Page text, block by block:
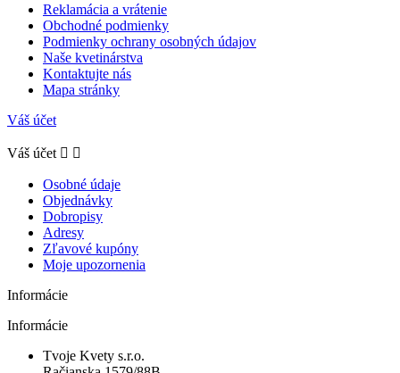
Reklamácia a vrátenie
Obchodné podmienky
Podmienky ochrany osobných údajov
Naše kvetinárstva
Kontaktujte nás
Mapa stránky
Váš účet
Váš účet  
Osobné údaje
Objednávky
Dobropisy
Adresy
Zľavové kupóny
Moje upozornenia
Informácie
Informácie
Tvoje Kvety s.r.o.